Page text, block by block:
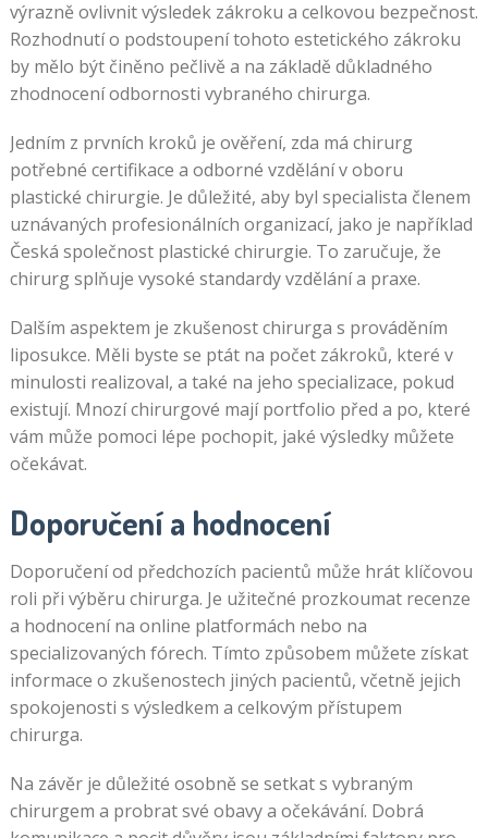
výrazně ovlivnit výsledek zákroku a celkovou bezpečnost.
Rozhodnutí o podstoupení tohoto estetického zákroku
by mělo být činěno pečlivě a na základě důkladného
zhodnocení odbornosti vybraného chirurga.
Jedním z prvních kroků je ověření, zda má chirurg
potřebné certifikace a odborné vzdělání v oboru
plastické chirurgie. Je důležité, aby byl specialista členem
uznávaných profesionálních organizací, jako je například
Česká společnost plastické chirurgie. To zaručuje, že
chirurg splňuje vysoké standardy vzdělání a praxe.
Dalším aspektem je zkušenost chirurga s prováděním
liposukce. Měli byste se ptát na počet zákroků, které v
minulosti realizoval, a také na jeho specializace, pokud
existují. Mnozí chirurgové mají portfolio před a po, které
vám může pomoci lépe pochopit, jaké výsledky můžete
očekávat.
Doporučení a hodnocení
Doporučení od předchozích pacientů může hrát klíčovou
roli při výběru chirurga. Je užitečné prozkoumat recenze
a hodnocení na online platformách nebo na
specializovaných fórech. Tímto způsobem můžete získat
informace o zkušenostech jiných pacientů, včetně jejich
spokojenosti s výsledkem a celkovým přístupem
chirurga.
Na závěr je důležité osobně se setkat s vybraným
chirurgem a probrat své obavy a očekávání. Dobrá